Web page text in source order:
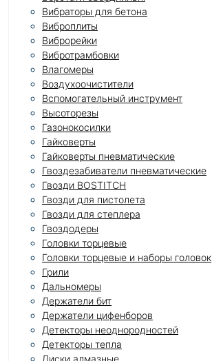
Вибраторы для бетона
Виброплиты
Виброрейки
Вибротрамбовки
Влагомеры
Воздухоочистители
Вспомогательный инструмент
Высоторезы
Газонокосилки
Гайковерты
Гайковерты пневматические
Гвоздезабиватели пневматические
Гвозди BOSTITCH
Гвозди для пистолета
Гвозди для степлера
Гвоздодеры
Головки торцевые
Головки торцевые и наборы головок
Грили
Дальномеры
Держатели бит
Держатели цифенборов
Детекторы неоднородностей
Детекторы тепла
Диски алмазные